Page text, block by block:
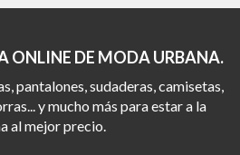
ONLINE DE MODA URBANA.
pantalones, sudaderas, camisetas,
y mucho más para estar a la
al mejor precio.